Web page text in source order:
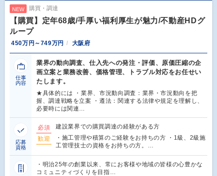
NEW 購買・調達
【購買】定年68歳/手厚い福利厚生が魅力/不動産HDグ
ループ
450万円～749万円 大阪府
仕事
内容
業界の動向調査、仕入先への発注・評価、原価圧縮の企
画立案と業務改善、価格管理、トラブル対応をお任せい
たします。
★具体的には ・業界、市況動向調査：業界・市況動向を把
握、調達戦略を立案 ・遵法：関連する法律や規定を理解し、
必要時には関連…
応募
資格
必須
建設業界での購買調達の経験がある方
歓迎
・施工管理や積算のご経験をお持ちの方 ・1級、2級施
工管理技士の資格をお持ちの方。…
・明治25年の創業以来、常にお客様や地域の皆様の心豊かな
コミュニティづくりを目指…